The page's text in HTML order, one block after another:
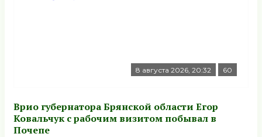
8 августа 2026, 20:32 60
Врио губернатора Брянской области Егор
Ковальчук с рабочим визитом побывал в
Почепе